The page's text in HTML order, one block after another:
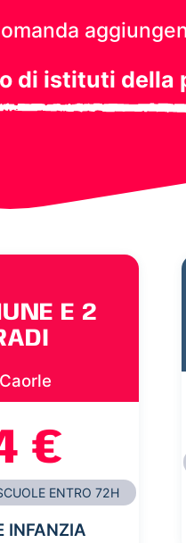
di istituti della
E 2
€
ENTRO 72H
INFANZIA